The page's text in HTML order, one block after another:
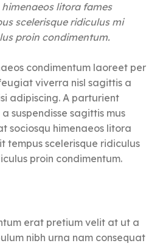
litora fames
scelerisque ridiculus mi
proin condimentum.
condimentum laoreet per
viverra nisl sagittis a
adipiscing. A parturient
suspendisse sagittis mus
sociosqu himenaeos litora
tempus scelerisque ridiculus
proin condimentum.
erat pretium velit at ut a
nibh urna nam consequat